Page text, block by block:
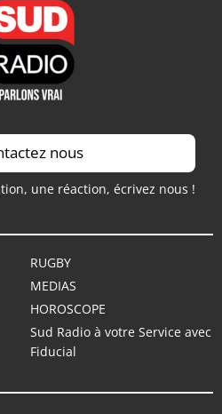
nous
une réaction, écrivez nous !
RUGBY
MEDIAS
HOROSCOPE
Sud Radio à votre Service avec
Fiducial